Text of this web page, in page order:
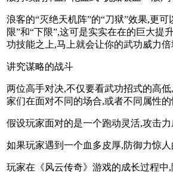
浪客的“灭绝天机阵”的“刀狱”效果,更
限”和“下限”,这可是实实在在的巨大提
功技能之上,马上就会让你的武功威力倍
讲究谋略的战斗
两位高手对决,不仅要看武功招式的高
家们在面对不同的场合,或者不同属性
假设玩家面对的是一个跑动灵活,攻击
如果玩家遇到一个血多皮厚,防御力惊
玩家在《风云传奇》游戏的成长过程中